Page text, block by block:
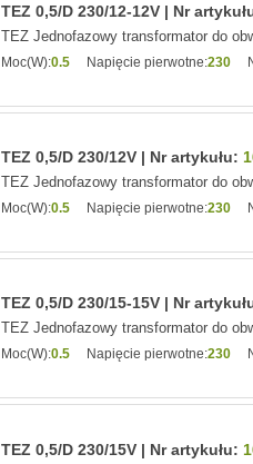
TEZ 0,5/D 230/12-12V | Nr
TEZ Jednofazowy transformator do
Moc(W):0.5 Napięcie pierwotne:230
TEZ 0,5/D 230/12V | Nr artykułu:
TEZ Jednofazowy transformator do
Moc(W):0.5 Napięcie pierwotne:230
TEZ 0,5/D 230/15-15V | Nr
TEZ Jednofazowy transformator do
Moc(W):0.5 Napięcie pierwotne:230
TEZ 0,5/D 230/15V | Nr artykułu: